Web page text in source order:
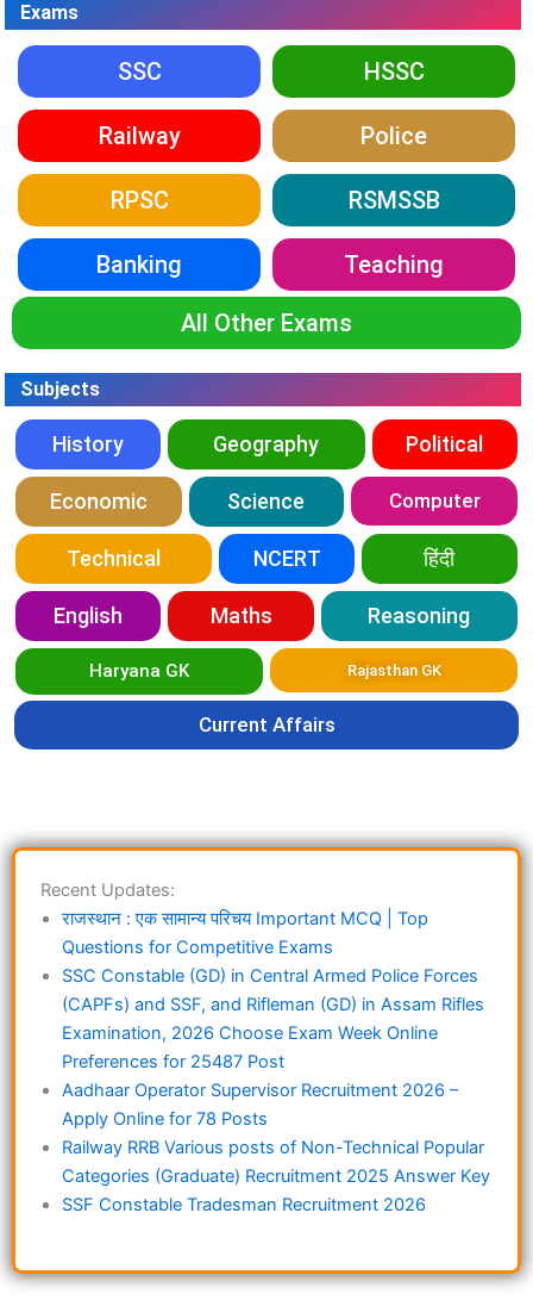
Exams
SSC HSSC
Railway Police
RPSC RSMSSB
Banking Teaching
All Other Exams
Subjects
History Geography Political
Economic Science Computer
Technical NCERT हिंदी
English Maths Reasoning
Haryana GK Rajasthan GK
Current Affairs
Recent Updates:
राजस्थान : एक सामान्य परिचय Important MCQ | Top
Questions for Competitive Exams
SSC Constable (GD) in Central Armed Police Forces
(CAPFs) and SSF, and Rifleman (GD) in Assam Rifles
Examination, 2026 Choose Exam Week Online
Preferences for 25487 Post
Aadhaar Operator Supervisor Recruitment 2026 –
Apply Online for 78 Posts
Railway RRB Various posts of Non-Technical Popular
Categories (Graduate) Recruitment 2025 Answer Key
SSF Constable Tradesman Recruitment 2026